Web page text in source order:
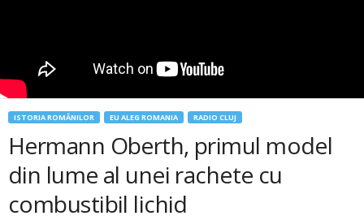
ISTORIA ROMÂNILOR EU ALEG ROMANIA RADIO CLUJ
Hermann Oberth, primul model
din lume al unei rachete cu
combustibil lichid